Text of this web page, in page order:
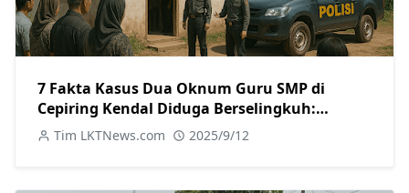
7 Fakta Kasus Dua Oknum Guru SMP di
Cepiring Kendal Diduga Berselingkuh:
Kronologi, Pengakuan, hingga Sanksi
Tim LKTNews.com 2025/9/12